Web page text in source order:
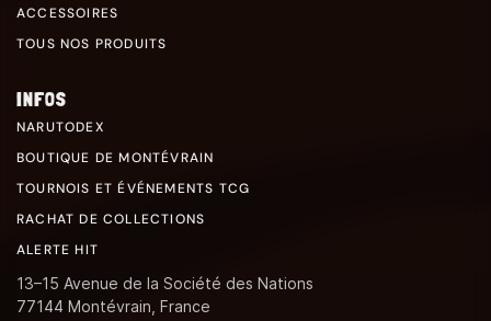
ACCESSOIRES
TOUS NOS PRODUITS
INFOS
NARUTODEX
BOUTIQUE DE MONTÉVRAIN
TOURNOIS ET ÉVÉNEMENTS TCG
RACHAT DE COLLECTIONS
ALERTE HIT
13–15 Avenue de la Société des Nations
77144 Montévrain, France